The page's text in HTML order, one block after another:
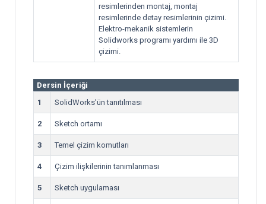
resimlerinden montaj, montaj
resimlerinde detay resimlerinin çizimi.
Elektro-mekanik sistemlerin
Solidworks programı yardımı ile 3D
çizimi.
Dersin İçeriği
1
SolidWorks’ün tanıtılması
2 Sketch ortamı
3 Temel çizim komutları
4 Çizim ilişkilerinin tanımlanması
5 Sketch uygulaması